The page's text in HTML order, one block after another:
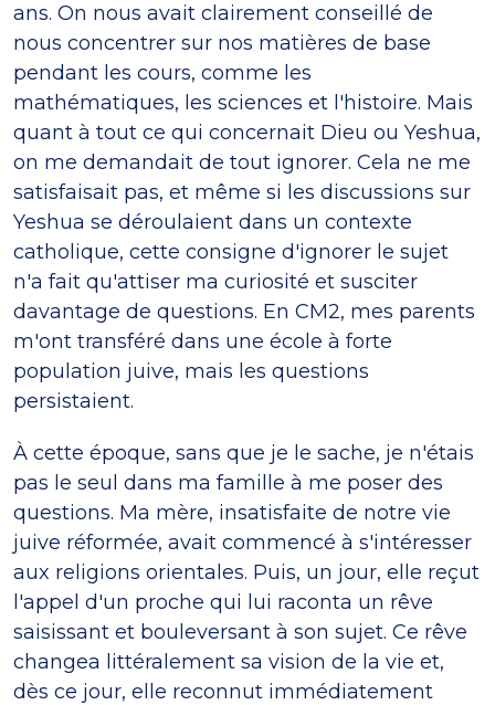
ans. On nous avait clairement conseillé de
nous concentrer sur nos matières de base
pendant les cours, comme les
mathématiques, les sciences et l'histoire. Mais
quant à tout ce qui concernait Dieu ou Yeshua,
on me demandait de tout ignorer. Cela ne me
satisfaisait pas, et même si les discussions sur
Yeshua se déroulaient dans un contexte
catholique, cette consigne d'ignorer le sujet
n'a fait qu'attiser ma curiosité et susciter
davantage de questions. En CM2, mes parents
m'ont transféré dans une école à forte
population juive, mais les questions
persistaient.
À cette époque, sans que je le sache, je n'étais
pas le seul dans ma famille à me poser des
questions. Ma mère, insatisfaite de notre vie
juive réformée, avait commencé à s'intéresser
aux religions orientales. Puis, un jour, elle reçut
l'appel d'un proche qui lui raconta un rêve
saisissant et bouleversant à son sujet. Ce rêve
changea littéralement sa vision de la vie et,
dès ce jour, elle reconnut immédiatement